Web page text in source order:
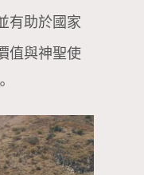
有助於國家
值與神聖使